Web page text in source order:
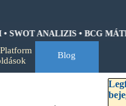
ANALIZIS • BCG
▼ ▼
Blog